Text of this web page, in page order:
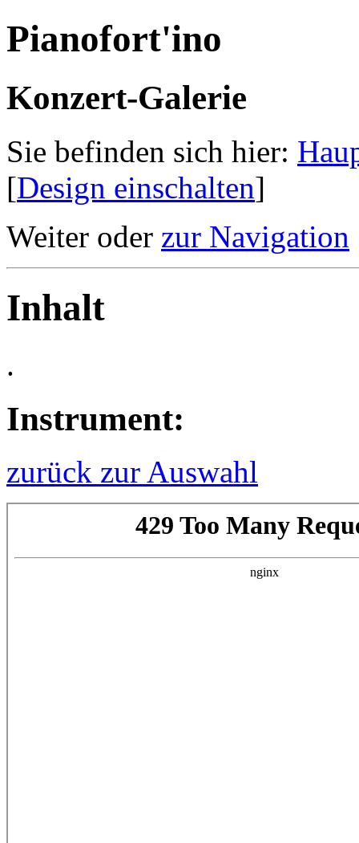
Pianofort'ino
Konzert-Galerie
Sie befinden sich hier:
[Design einschalten]
Weiter oder zur Navigation
Inhalt
.
Instrument:
zurück zur Auswahl